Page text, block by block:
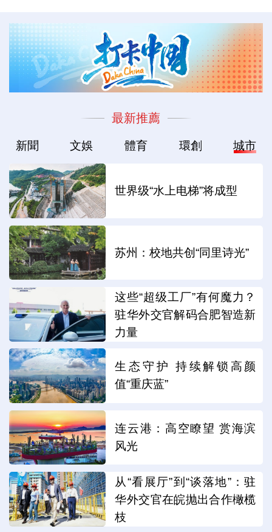
最新推薦
新聞 文娛 體育 環創 城市
世界级“水上电梯”将成型
苏州：校地共创“同里诗光”
这些“超级工厂”有何魔力？
驻华外交官解码合肥智造新
力量
生态守护 持续解锁高颜
值“重庆蓝”
连云港：高空瞭望 赏海滨
风光
从“看展厅”到“谈落地”：驻
华外交官在皖抛出合作橄榄
枝